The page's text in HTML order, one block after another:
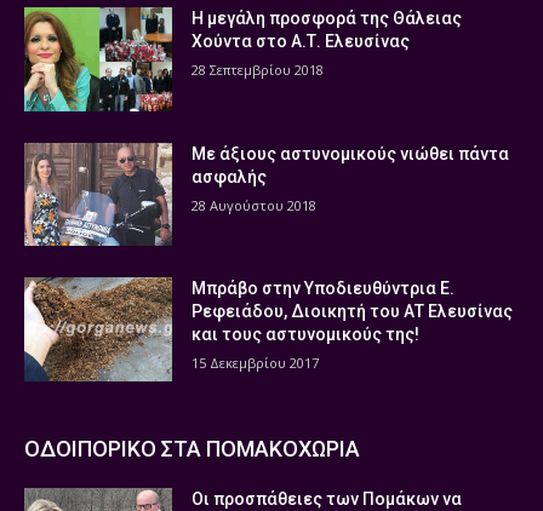
Η μεγάλη προσφορά της Θάλειας
Χούντα στο Α.Τ. Ελευσίνας
28 Σεπτεμβρίου 2018
Με άξιους αστυνομικούς νιώθει πάντα
ασφαλής
28 Αυγούστου 2018
Μπράβο στην Υποδιευθύντρια Ε.
Ρεφειάδου, Διοικητή του ΑΤ Ελευσίνας
και τους αστυνομικούς της!
15 Δεκεμβρίου 2017
ΟΔΟΙΠΟΡΙΚΟ ΣΤΑ ΠΟΜΑΚΟΧΩΡΙΑ
Οι προσπάθειες των Πομάκων να